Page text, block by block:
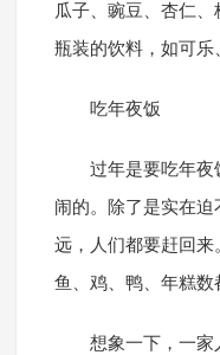
瓜子、豌豆、杏仁
瓶装的饮料，如可乐
吃年夜饭
过年是要吃年夜
闹的。除了是实在
远，人们都要赶回来
鱼、鸡、鸭、年糕数
想象一下，一家